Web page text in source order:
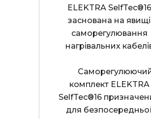
ELEKTRA SelfTec®16
заснована на явищі
саморегулювання
нагрівальних
комплект ELEKTRA
SelfTec®16
для